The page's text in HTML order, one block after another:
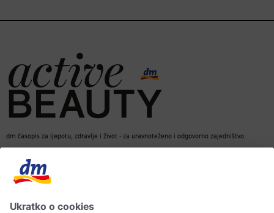
dm časopis za ljepotu, zdravlje i život - za uravnoteženo i odgovorno zajedništvo.